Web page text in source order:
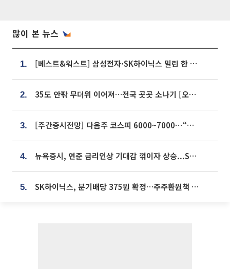
많이 본 뉴스
1. [베스트&워스트] 삼성전자·SK하이닉스 밀린 한 주…상상인증권은 85% 급등
2. 35도 안팎 무더위 이어져…전국 곳곳 소나기 [오늘 날씨]
3. [주간증시전망] 다음주 코스피 6000~7000⋯“外人 수급은 정책이 변수”
4. 뉴욕증시, 연준 금리인상 기대감 꺾이자 상승...S&P500 사상 최고치 [종합]
5. SK하이닉스, 분기배당 375원 확정…주주환원책 9월로 앞당겨 발표